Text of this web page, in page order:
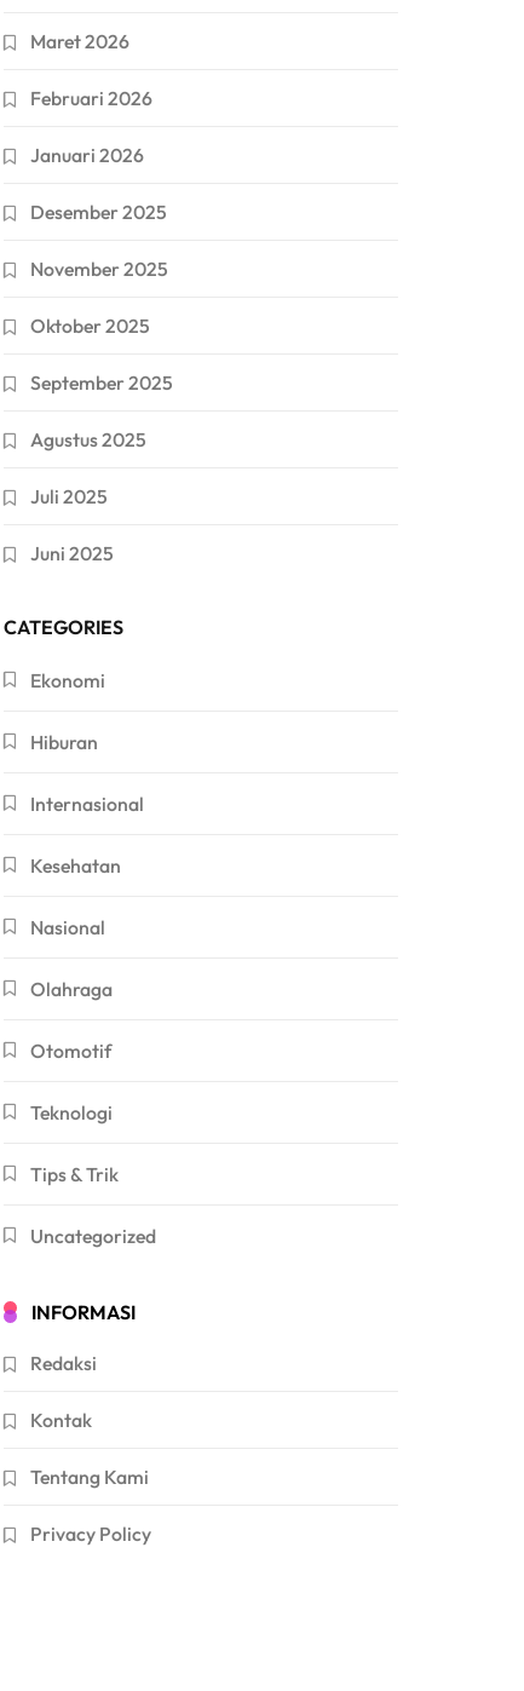
Maret 2026
Februari 2026
Januari 2026
Desember 2025
November 2025
Oktober 2025
September 2025
Agustus 2025
Juli 2025
Juni 2025
CATEGORIES
Ekonomi
Hiburan
Internasional
Kesehatan
Nasional
Olahraga
Otomotif
Teknologi
Tips & Trik
Uncategorized
INFORMASI
Redaksi
Kontak
Tentang Kami
Privacy Policy